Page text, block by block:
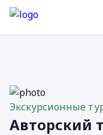
Экскурсионные
Авторский